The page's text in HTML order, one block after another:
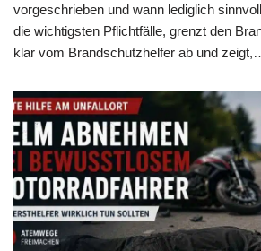
vorgeschrieben und wann lediglich
die wichtigsten Pflichtfälle, grenzt den
klar vom Brandschutzhelfer ab und